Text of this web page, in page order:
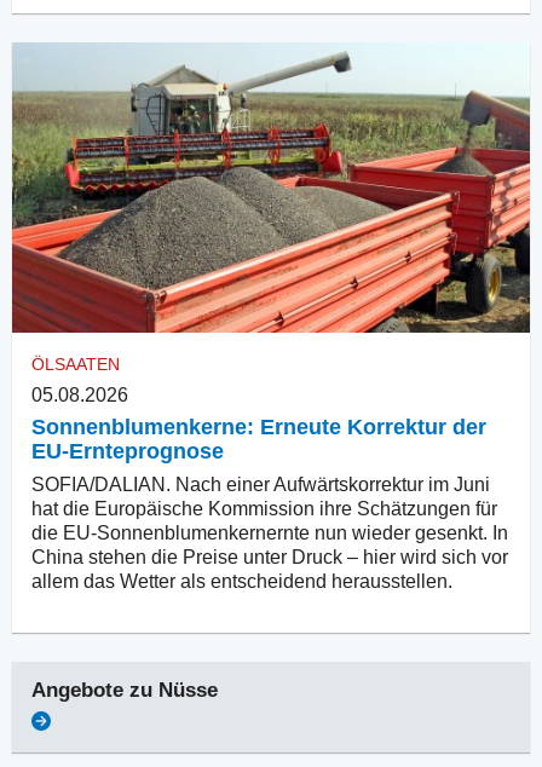
ÖLSAATEN
05.08.2026
Sonnenblumenkerne: Erneute Korrektur der
EU-Ernteprognose
SOFIA/DALIAN. Nach einer Aufwärtskorrektur im Juni
hat die Europäische Kommission ihre Schätzungen für
die EU-Sonnenblumenkernernte nun wieder gesenkt. In
China stehen die Preise unter Druck – hier wird sich vor
allem das Wetter als entscheidend herausstellen.
Angebote zu Nüsse